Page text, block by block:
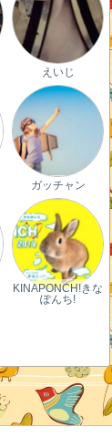
えいじ
ガッチャン
KINAPONCH!きな
ぽんち!